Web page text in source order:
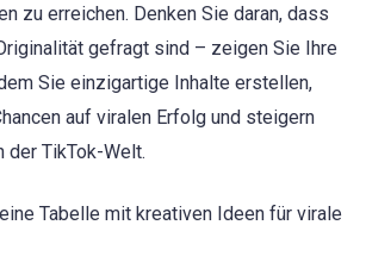
zu erreichen. Denken Sie daran, dass
gefragt sind – zeigen Sie Ihre
Sie einzigartige Inhalte erstellen,
auf viralen Erfolg und steigern
der TikTok-Welt.
Tabelle mit kreativen Ideen für virale